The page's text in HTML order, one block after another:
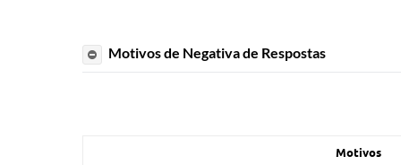
Motivos de Negativa de Respostas
Motivos